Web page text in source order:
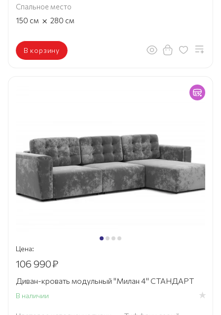
Спальное место
150 см × 280 см
В корзину
Цена:
106 990₽
Диван-кровать модульный "Милан 4" СТАНДАРТ
В наличии